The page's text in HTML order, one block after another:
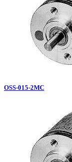
OSS-015-2MC